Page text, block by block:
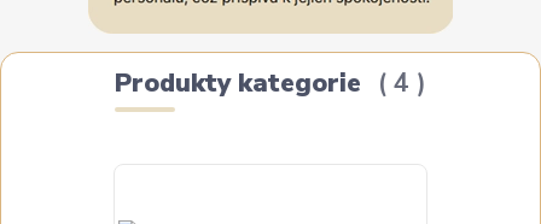
Produkty kategorie 4